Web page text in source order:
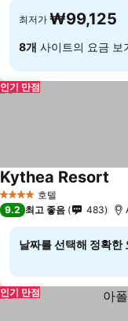
최저가 ₩99,125
8개 사이트의 요금 보
인기 만점
4 성급 호텔
Kythea Resort
9.2 최고 좋음 483
날짜를 선택해 정확한
인기 만점